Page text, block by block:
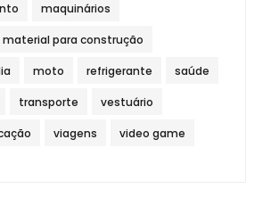
maquinários
material para construção
moto refrigerante saúde
transporte vestuário
viagens video game